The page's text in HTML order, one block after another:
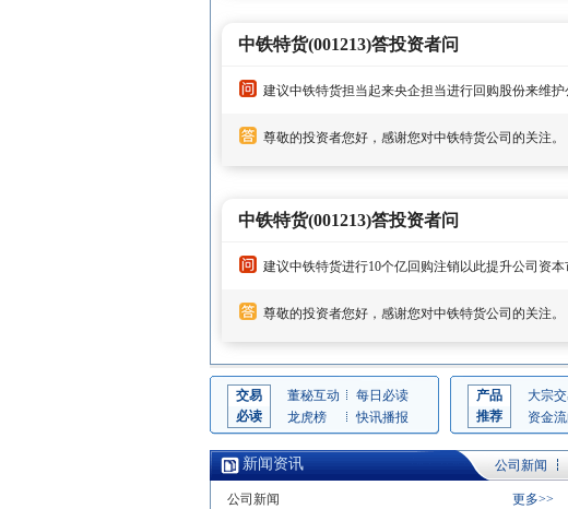
中铁特货(001213)答投资者问
建议中铁特货担当起来央企担当进行回购股份来维
尊敬的投资者您好，感谢您对中铁特货公司的关注。
中铁特货(001213)答投资者问
建议中铁特货进行10个亿回购注销以此提升公司资
尊敬的投资者您好，感谢您对中铁特货公司的关注。
交易
必读
董秘互动
每日必读
龙虎榜
快讯播报
产品
推荐
大宗
资金流
新闻资讯 公司新闻
更多>>
公司新闻